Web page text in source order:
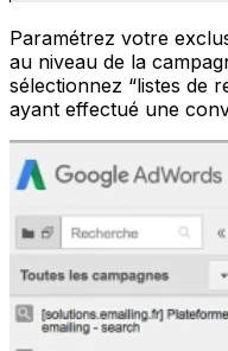
Paramétrez votre
au niveau de la
sélectionnez “listes de
ayant effectué une